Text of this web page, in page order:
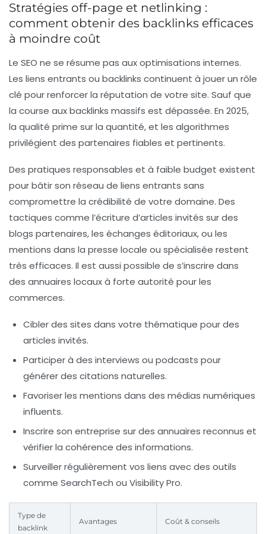
Stratégies off-page et netlinking :
comment obtenir des backlinks efficaces
à moindre coût
Le SEO ne se résume pas aux optimisations internes.
Les liens entrants ou backlinks continuent à jouer un rôle
clé pour renforcer la réputation de votre site. Sauf que
la course aux backlinks massifs est dépassée. En 2025,
la qualité prime sur la quantité, et les algorithmes
privilégient des partenaires fiables et pertinents.
Des pratiques responsables et à faible budget existent
pour bâtir son réseau de liens entrants sans
compromettre la crédibilité de votre domaine. Des
tactiques comme l’écriture d’articles invités sur des
blogs partenaires, les échanges éditoriaux, ou les
mentions dans la presse locale ou spécialisée restent
très efficaces. Il est aussi possible de s’inscrire dans
des annuaires locaux à forte autorité pour les
commerces.
Cibler des sites dans votre thématique pour des
articles invités.
Participer à des interviews ou podcasts pour
générer des citations naturelles.
Favoriser les mentions dans des médias numériques
influents.
Inscrire son entreprise sur des annuaires reconnus et
vérifier la cohérence des informations.
Surveiller régulièrement vos liens avec des outils
comme SearchTech ou Visibility Pro.
Type de
backlink
Avantages Coût & conseils